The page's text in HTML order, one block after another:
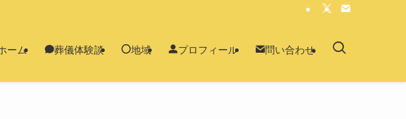
ーム 葬儀体験談 地域 プロフィール 問い合わせ